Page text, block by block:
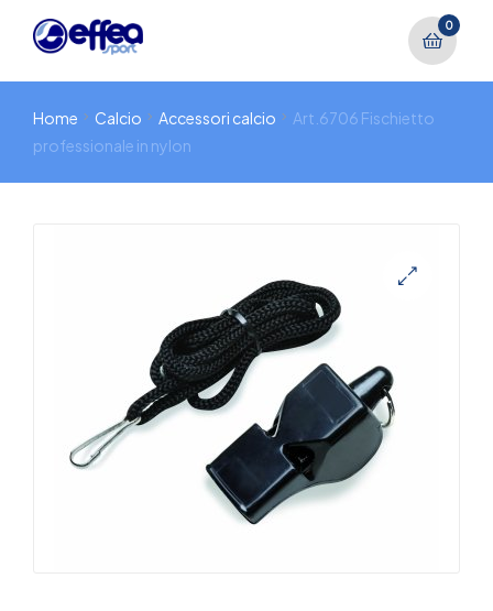
0
Home Calcio Accessori calcio
Art.6706 Fischietto
professionale in nylon